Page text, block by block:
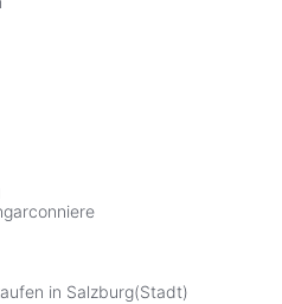
in Salzburg(Stadt)